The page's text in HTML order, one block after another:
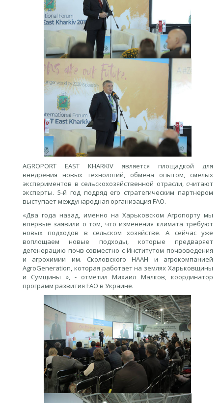
AGROPORT EAST KHARKIV является площадкой для
внедрения новых технологий, обмена опытом, смелых
экспериментов в сельскохозяйственной отрасли, считают
эксперты. 5-й год подряд его стратегическим партнером
выступает международная организация FAO.
«Два года назад, именно на Харьковском Агропорту мы
впервые заявили о том, что изменения климата требуют
новых подходов в сельском хозяйстве. А сейчас уже
воплощаем новые подходы, которые предваряет
дегенерацию почв совместно с Институтом почвоведения
и агрохимии им. Сколовского НААН и агрокомпанией
AgroGeneration, которая работает на землях Харьковщины
и Сумщины », - отметил Михаил Малков, координатор
программ развития FAO в Украине.